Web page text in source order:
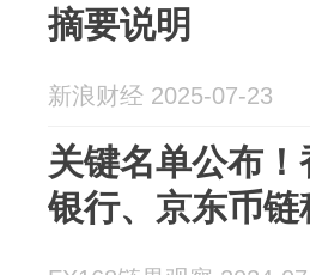
摘要说明
新浪财经 2025-07-23
关键名单公布
银行、京东币链